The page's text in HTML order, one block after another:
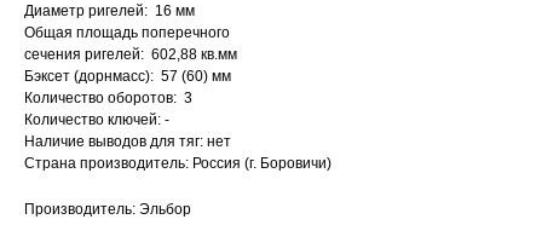
Диаметр ригелей: 16 мм
Общая площадь поперечного
сечения ригелей: 602,88 кв.мм
Бэксет (дорнмасс): 57 (60) мм
Количество оборотов: 3
Количество ключей: -
Наличие выводов для тяг: нет
Страна производитель: Россия (г. Боровичи)
Производитель: Эльбор